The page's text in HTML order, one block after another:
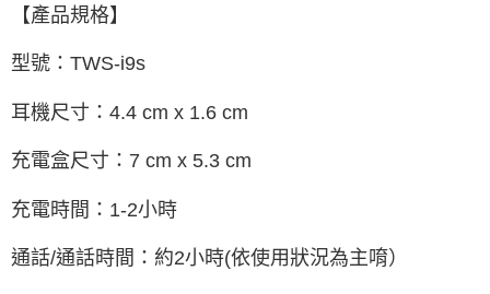
【產品規格】
型號：TWS-i9s
耳機尺寸：4.4 cm x 1.6 cm
充電盒尺寸：7 cm x 5.3 cm
充電時間：1-2小時
通話/通話時間：約2小時(依使用狀況為主唷）